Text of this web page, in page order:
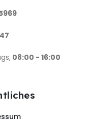
08:00 - 16:00